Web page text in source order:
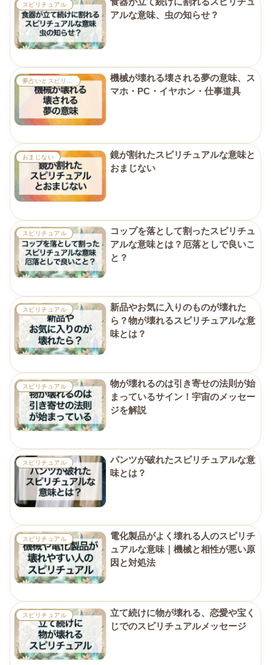
スピリチュアル
アルな意味、虫の知らせ？
機械が壊れる壊される夢の意味、ス
マホ・PC・イヤホン・仕事道具
おまじない
鏡が割れたスピリチュアルな意味と
おまじない
スピリチュアル
コップを落として割ったスピリチュ
アルな意味とは？厄落としで良いこ
と？
スピリチュアル
新品やお気に入りのものが壊れた
ら？物が壊れるスピリチュアルな意
味とは？
スピリチュアル
物が壊れるのは引き寄せの法則が始
まっているサイン！宇宙のメッセー
ジを解説
スピリチュアル
パンツが破れたスピリチュアルな意
味とは？
スピリチュアル
電化製品がよく壊れる人のスピリチ
ュアルな意味｜機械と相性が悪い原
因と対処法
スピリチュアル
立て続けに物が壊れる、恋愛や宝く
じでのスピリチュアルメッセージ